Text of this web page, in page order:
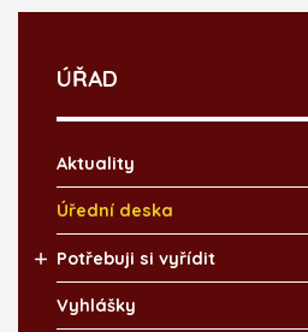
ÚŘAD
Aktuality
Úřední deska
Potřebuji si vyřídit
Vyhlášky